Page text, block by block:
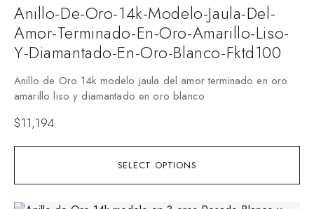
SELECT OPTIONS
Anillo-De-Oro-14k-Modelo-Jaula-Del-
Amor-Terminado-En-Oro-Amarillo-Liso-
Y-Diamantado-En-Oro-Blanco-Fktd100
Anillo de Oro 14k modelo jaula del amor terminado en oro
amarillo liso y diamantado en oro blanco
$11,194